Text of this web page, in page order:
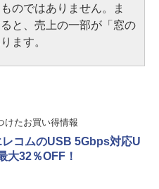
のではありません。ま
と、売上の一部が「窓の
ます。
けたお買い得情報
コムのUSB 5Gbps対応U
大32％OFF！